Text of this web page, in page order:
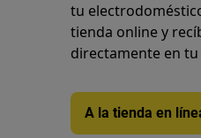
tu
tienda online y
directamente en
A la tienda en